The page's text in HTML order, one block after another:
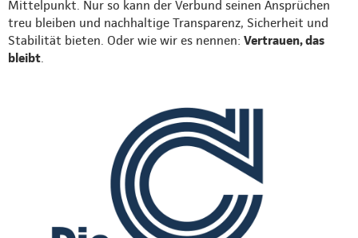
Mittelpunkt. Nur so kann der Verbund seinen Ansprüchen
treu bleiben und nachhaltige Transparenz, Sicherheit und
Stabilität bieten. Oder wie wir es nennen: Vertrauen, das
bleibt